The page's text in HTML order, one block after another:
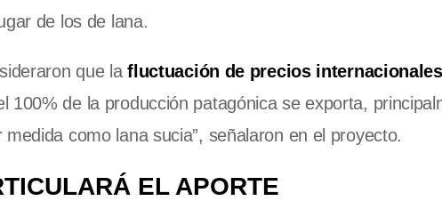
de los de lana.
que lafluctuación de precios internacionales
100% de la producción patagónica se exporta,
como lana sucia”, señalaron en el proyecto.
EL APORTE